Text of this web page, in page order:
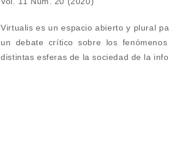
Virtualis es un espacio abierto y plural
un debate crítico sobre los
distintas esferas de la sociedad de la